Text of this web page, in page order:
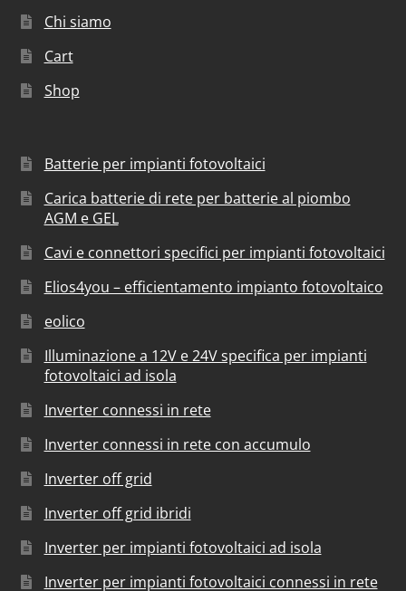
Chi siamo
Cart
Shop
Batterie per impianti fotovoltaici
Carica batterie di rete per batterie al piombo
AGM e GEL
Cavi e connettori specifici per impianti fotovoltaici
Elios4you – efficientamento impianto fotovoltaico
eolico
Illuminazione a 12V e 24V specifica per impianti
fotovoltaici ad isola
Inverter connessi in rete
Inverter connessi in rete con accumulo
Inverter off grid
Inverter off grid ibridi
Inverter per impianti fotovoltaici ad isola
Inverter per impianti fotovoltaici connessi in rete